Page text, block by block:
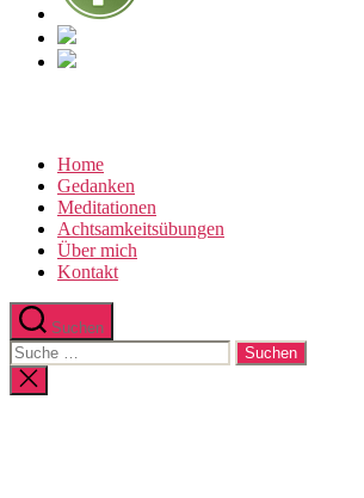
Home
Gedanken
Meditationen
Achtsamkeitsübungen
Über mich
Kontakt
Suchen
Suche
nach:
Suche
schließen